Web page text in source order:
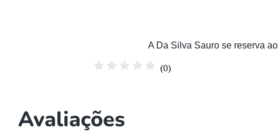
A Da Silva Sauro se reserva
☆ ☆ ☆ ☆ ☆ (0)
Avaliações